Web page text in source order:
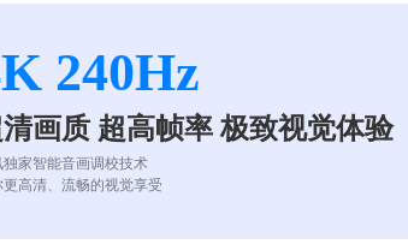
240Hz
画质 超高帧率 极致视觉体验
独家智能音画调校技术
更高清、流畅的视觉享受